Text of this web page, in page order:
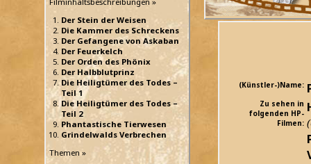
Der Stein der Weisen
Die Kammer des Schreckens
Der Gefangene von Askaban
Der Feuerkelch
Der Orden des Phönix
Der Halbblutprinz
Die Heiligtümer des Todes –
Teil 1
Die Heiligtümer des Todes –
Teil 2
Phantastische Tierwesen
Grindelwalds Verbrechen
Themen »
(Künstler-)Name:
Zu sehen in
folgenden HP-
Filmen: